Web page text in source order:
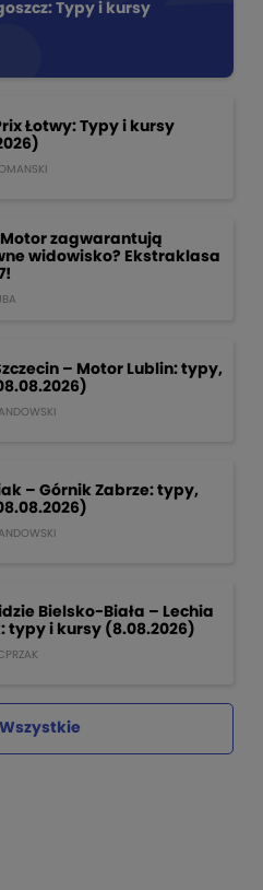
Typy i kursy
Łotwy: Typy i kursy
Motor zagwarantują
widowisko? Ekstraklasa
– Motor Lublin: typy,
– Górnik Zabrze: typy,
Bielsko-Biała – Lechia
typy i kursy (8.08.2026)